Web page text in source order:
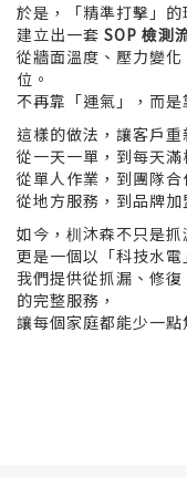
於是，「精準打擊」的
建立出一套 SOP 檢測
從牆面溫度、壓力變
位。
不再靠「運氣」，而是
這樣的做法，讓客戶重
從一天一單，到每天滿
從單人作業，到團隊合
從地方服務，到品牌加
如今，杊沐森不只是抓
更是一個以「科技水電
我們提供從抓漏、修
的完整服務，
讓每個家庭都能少一點